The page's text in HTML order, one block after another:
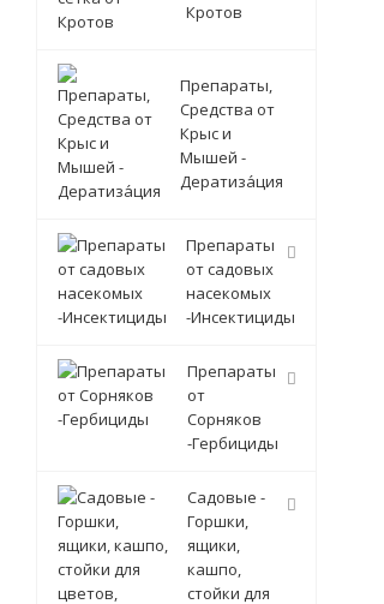
Кротов
Препараты,
Средства от
Крыс и
Мышей -
Дератиза́ция
Препараты
от садовых
насекомых
-Инсектициды
Препараты
от
Сорняков
-Гербициды
Садовые -
Горшки,
ящики,
кашпо,
стойки для